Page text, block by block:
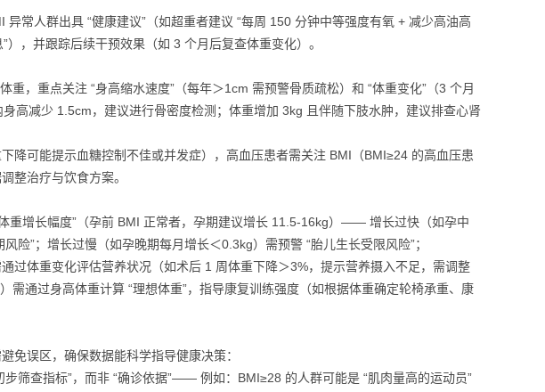
常人群出具 “健康建议”（如超重者建议 “每周 150 分钟中等强度有氧 + 减少高油高
，并跟踪后续干预效果（如 3 个月后复查体重变化）。
，重点关注 “身高缩水速度”（每年＞1cm 需预警骨质疏松）和 “体重变化”（3 个月
高减少 1.5cm，建议进行骨密度检测；体重增加 3kg 且伴随下肢水肿，建议排查心肾
降可能提示血糖控制不佳或并发症），高血压患者需关注 BMI（BMI≥24 的高血压患
整治疗与饮食方案。
重增长幅度”（孕前 BMI 正常者，孕期建议增长 11.5-16kg）—— 增长过快（如孕中
险”；增长过慢（如孕晚期每月增长＜0.3kg）需预警 “胎儿生长受限风险”；
过体重变化评估营养状况（如术后 1 周体重下降＞3%，提示营养摄入不足，需调整
需通过身高体重计算 “理想体重”，指导康复训练强度（如根据体重确定轮椅承重、康
免误区，确保数据能科学指导健康决策：
步筛查指标”，而非 “确诊依据”—— 例如：BMI≥28 的人群可能是 “肌肉量高的运动员”